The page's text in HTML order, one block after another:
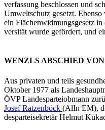
ver­fas­sung be­schlos­sen und
Um­welt­schutz ge­setzt.
ein Flä­chen­wid­mungs­ge­setz
ver­si­tät wurde ge­för­dert, und
WENZLS ABSCHIED
Aus pri­va­ten und teils
Ok­to­ber 1977 als
ÖVP Lan­des­par­tei­ob­mann
Josef Rat­zen­böck (AlIn EM),
des­par­tei­se­kre­tär Hel­mut